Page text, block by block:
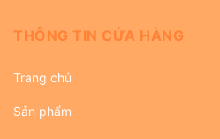
THÔNG TIN CỬA HÀNG
Trang chủ
Sản phẩm